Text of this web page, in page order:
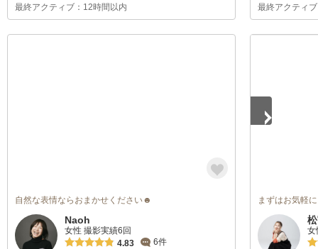
最終アクティブ：12時間以内 最終アクティ
自然な表情ならおまかせください☻
Naoh
女性 撮影実績6回
4.83
6件
まずはお気軽
女